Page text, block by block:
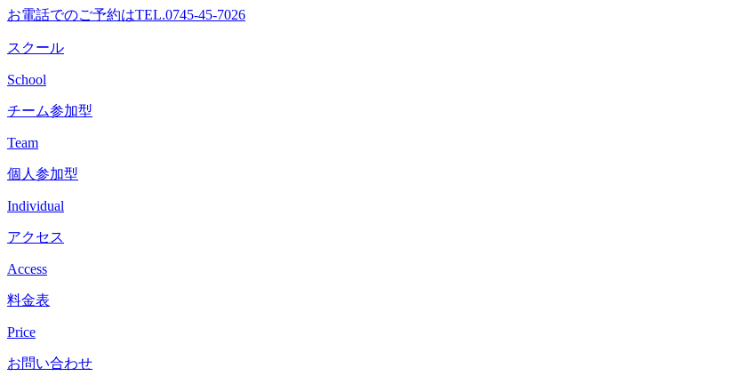
ス
キ
ッ
お電話でのご予約はTEL.0745-45-7026
スクール
School
チーム参加型
Team
個人参加型
Individual
アクセス
Access
料金表
Price
お問い合わせ